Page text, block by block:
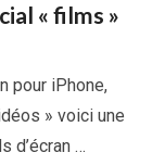
« films »
pour iPhone,
» voici une
d’écran …